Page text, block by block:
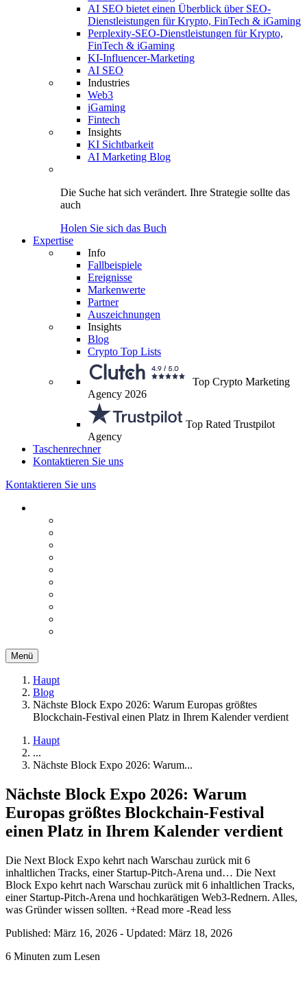
AI SEO bietet einen Überblick über SEO-
Dienstleistungen für Krypto, FinTech & iGaming
Perplexity-SEO-Dienstleistungen für Krypto,
FinTech & iGaming
KI-Influencer-Marketing
AI SEO
Industries
Web3
iGaming
Fintech
Insights
KI Sichtbarkeit
AI Marketing Blog
Die Suche hat sich verändert. Ihre Strategie sollte das
auch
Holen Sie sich das Buch
Expertise
Info
Fallbeispiele
Ereignisse
Markenwerte
Partner
Auszeichnungen
Insights
Blog
Crypto Top Lists
Top Crypto Marketing
Agency 2026
Top Rated Trustpilot
Agency
Taschenrechner
Kontaktieren Sie uns
Kontaktieren Sie uns
Menü
Haupt
Blog
Nächste Block Expo 2026: Warum Europas größtes
Blockchain-Festival einen Platz in Ihrem Kalender verdient
Haupt
...
Nächste Block Expo 2026: Warum...
Nächste Block Expo 2026: Warum
Europas größtes Blockchain-Festival
einen Platz in Ihrem Kalender verdient
Die Next Block Expo kehrt nach Warschau zurück mit 6
inhaltlichen Tracks, einer Startup-Pitch-Arena und… Die Next
Block Expo kehrt nach Warschau zurück mit 6 inhaltlichen Tracks,
einer Startup-Pitch-Arena und hochkarätigen Web3-Rednern. Alles,
was Gründer wissen sollten. +Read more -Read less
Published: März 16, 2026 - Updated: März 18, 2026
6 Minuten zum Lesen